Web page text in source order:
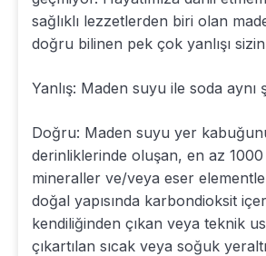
sağlıklı lezzetlerden biri olan
doğru bilinen pek çok yanlışı
Yanlış: Maden suyu ile soda aynı
Doğru: Maden suyu yer
derinliklerinde oluşan, en az
mineraller ve/veya eser
doğal yapısında karbondioksit
kendiliğinden çıkan veya teknik
çıkartılan sıcak veya soğuk